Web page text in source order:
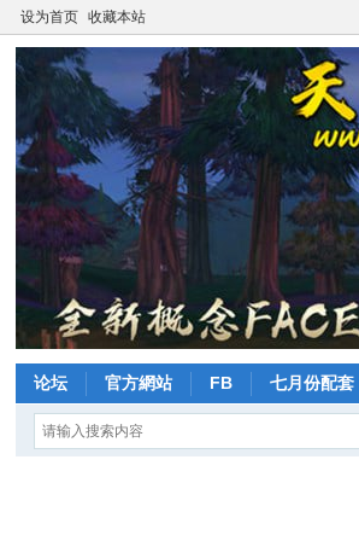
设为首页 收藏本站
论坛 官方網站 FB 七月份配套